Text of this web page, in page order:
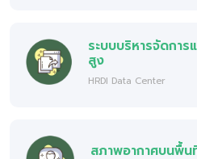
ระบบบริหารจัดกา
สูง
HRDI Data Center
สภาพอากาศบนพื้น